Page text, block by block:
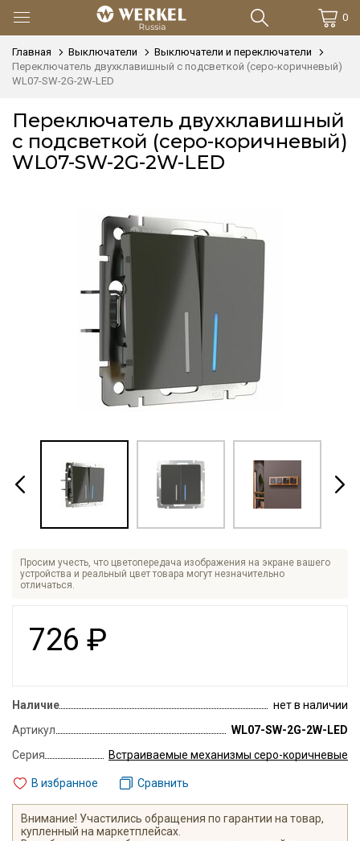
0
Главная Выключатели
Выключатели и переключатели
Переключатель двухклавишный с подсветкой (серо-коричневый)
WL07-SW-2G-2W-LED
Переключатель двухклавишный
с подсветкой (серо-коричневый)
WL07-SW-2G-2W-LED
Просим учесть, что цветопередача изображения на экране вашего
устройства и реальный цвет товара могут незначительно
отличаться.
726 ₽
Наличие
нет в наличии
Артикул
WL07-SW-2G-2W-LED
Серия
Встраиваемые механизмы серо-коричневые
В избранное Сравнить
Внимание! Участились обращения по гарантии на товар,
купленный на маркетплейсах.